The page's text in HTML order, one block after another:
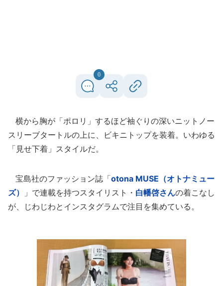
0
横から胸が「ポロリ」するほど袖ぐりの深いニットノー
スリーブタートルの上に、ビキニトップを装着。いわゆる
「見せ下着」スタイルだ。
宝島社のファッション誌「otona MUSE（オトナミュー
ズ）
」で連載を持つスタイリスト・ 白幡啓さんの着こなし
が、じわじわとインスタグラムで注目を集めている。